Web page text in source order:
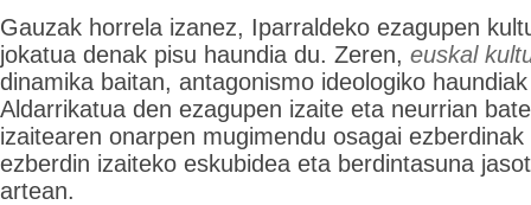
Gauzak horrela izanez, Iparraldeko ezagupen
jokatua denak pisu haundia du. Zeren, euskal
dinamika baitan, antagonismo ideologiko
Aldarrikatua den ezagupen izaite eta neurrian
izaitearen onarpen mugimendu osagai
ezberdin izaiteko eskubidea eta berdintasuna
artean.